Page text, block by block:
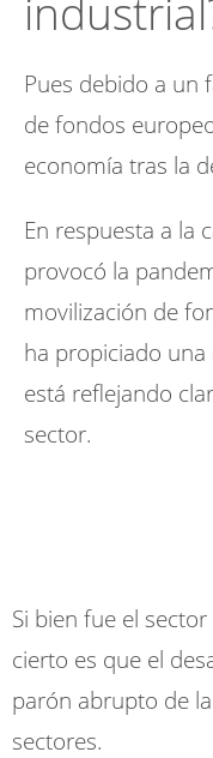
Pues debido a un
de fondos
economía tras la
En respuesta a la
provocó la
movilización de
ha propiciado
está reflejando
sector.
Si bien fue el
cierto es que el
parón abrupto de
sectores.